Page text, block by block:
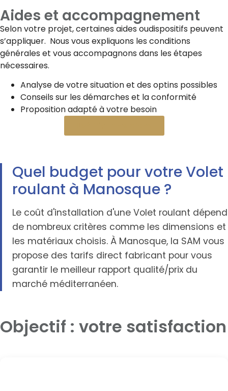
Aides et accompagnement
Selon votre projet, certaines aides oudispositifs peuvent
s’appliquer. Nous vous expliquons les conditions
générales et vous accompagnons dans les étapes
nécessaires.
Analyse de votre situation et des optins possibles
Conseils sur les démarches et la conformité
Proposition adapté à votre besoin
Quel budget pour votre Volet
roulant à Manosque ?
Le coût d'installation d'une Volet roulant dépend
de nombreux critères comme les dimensions et
les matériaux choisis. À Manosque, la SAM vous
propose des tarifs direct fabricant pour vous
garantir le meilleur rapport qualité/prix du
marché méditerranéen.
Objectif : votre satisfaction